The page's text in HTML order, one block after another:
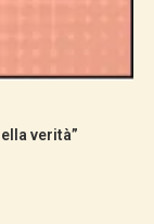
verità”